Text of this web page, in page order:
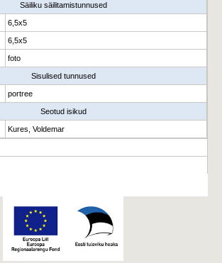
Säiliku säilitamistunnused
6,5x5
6,5x5
foto
Sisulised tunnused
portree
Seotud isikud
Kures, Voldemar